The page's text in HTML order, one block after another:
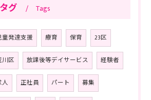
タグ Tags
童発達支援 療育 保育 23区
川区 放課後等デイサービス 経験者
人 正社員 パート 募集